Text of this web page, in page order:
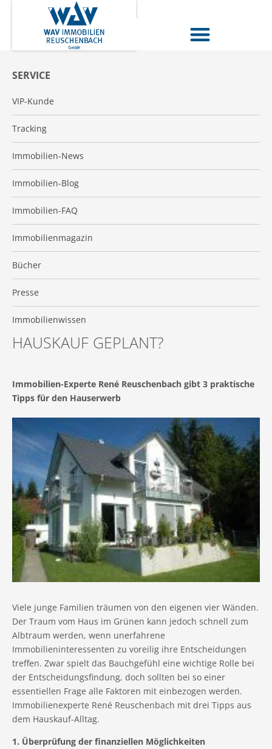
SERVICE
VIP-Kunde
Tracking
Immobilien-News
Immobilien-Blog
Immobilien-FAQ
Immobilienmagazin
Bücher
Presse
Immobilienwissen
HAUSKAUF GEPLANT?
Immobilien-Experte René Reuschenbach gibt 3 praktische
Tipps für den Hauserwerb
Viele junge Familien träumen von den eigenen vier Wänden.
Der Traum vom Haus im Grünen kann jedoch schnell zum
Albtraum werden, wenn unerfahrene
Immobilieninteressenten zu voreilig ihre Entscheidungen
treffen. Zwar spielt das Bauchgefühl eine wichtige Rolle bei
der Entscheidungsfindung, doch sollten bei so einer
essentiellen Frage alle Faktoren mit einbezogen werden.
Immobilienexperte René Reuschenbach mit drei Tipps aus
dem Hauskauf-Alltag.
1. Überprüfung der finanziellen Möglichkeiten